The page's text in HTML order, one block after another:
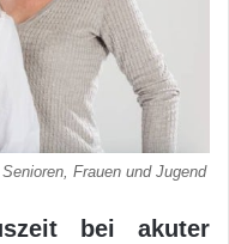
Frauen und Jugend
bei akuter